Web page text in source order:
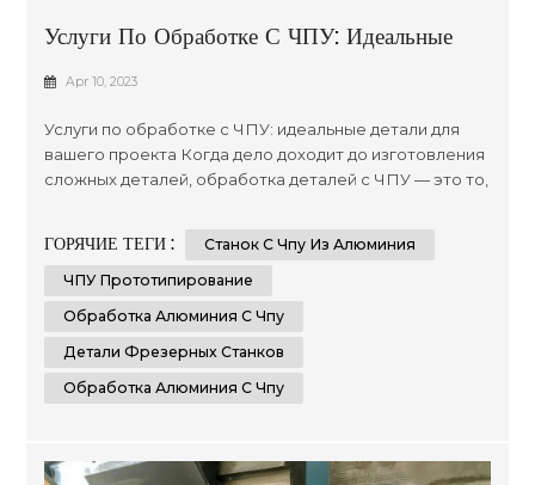
Услуги По Обработке С ЧПУ: Идеальные
Детали Для Вашего Проекта
Apr 10, 2023
Услуги по обработке с ЧПУ: идеальные детали для
вашего проекта Когда дело доходит до изготовления
сложных деталей, обработка деталей с ЧПУ — это то,
программным управлением (ЧПУ) для создания
точных индивидуальных деталей из различных
материалов. Благодаря возможности производить
высокоточные и воспроизводимые...
ГОРЯЧИЕ ТЕГИ :
Станок С Чпу Из Алюминия
ЧПУ Прототипирование
Обработка Алюминия С Чпу
Детали Фрезерных Станков
Обработка Алюминия С Чпу